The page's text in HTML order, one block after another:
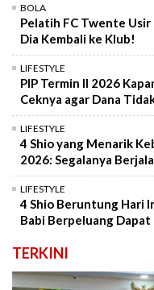
BOLA
Pelatih FC Twente Usir
Dia Kembali ke Klub!
LIFESTYLE
PIP Termin II 2026
Ceknya agar Dana
LIFESTYLE
4 Shio yang Menarik
2026: Segalanya
LIFESTYLE
4 Shio Beruntung Hari
Babi Berpeluang Dapat
TERKINI